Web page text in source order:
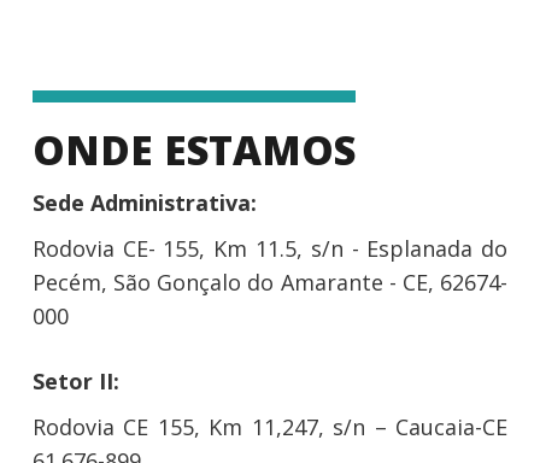
ONDE ESTAMOS
Sede Administrativa:
Rodovia CE- 155, Km 11.5, s/n - Esplanada do
Pecém, São Gonçalo do Amarante - CE, 62674-
000
Setor II:
Rodovia CE 155, Km 11,247, s/n – Caucaia-CE